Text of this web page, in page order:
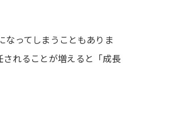
なってしまうこともありま
れることが増えると「成長